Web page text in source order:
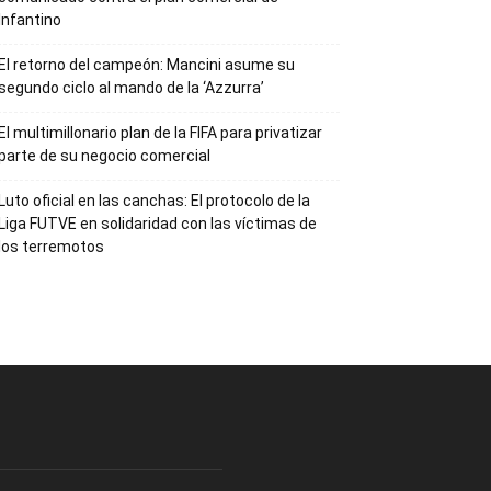
Infantino
El retorno del campeón: Mancini asume su
ciclo al mando de la ‘Azzurra’
El multimillonario plan de la FIFA para privatizar
de su negocio comercial
Luto oficial en las canchas: El protocolo de la
Liga FUTVE en solidaridad con las víctimas de
los terremotos